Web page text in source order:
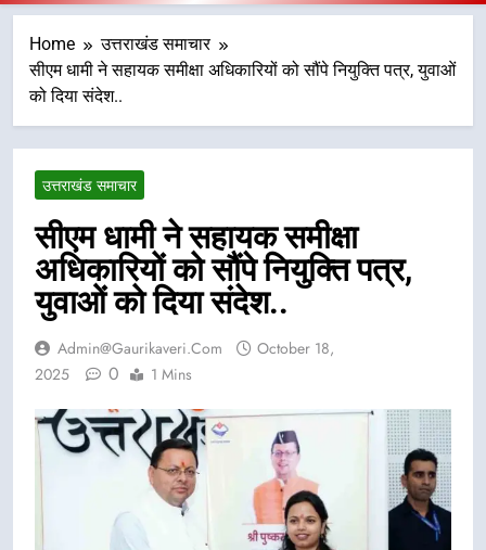
Home
उत्तराखंड समाचार
सीएम धामी ने सहायक समीक्षा अधिकारियों को सौंपे नियुक्ति पत्र, युवाओं
को दिया संदेश..
उत्तराखंड समाचार
सीएम धामी ने सहायक समीक्षा
अधिकारियों को सौंपे नियुक्ति पत्र,
युवाओं को दिया संदेश..
Admin@gaurikaveri.com
October 18,
2025
0 1 Mins